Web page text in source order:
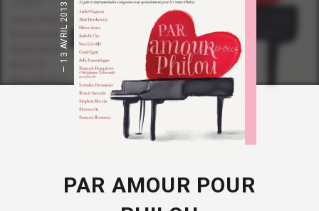
13 AVRIL 2013
PAR AMOUR POUR